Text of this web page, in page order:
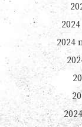
2024